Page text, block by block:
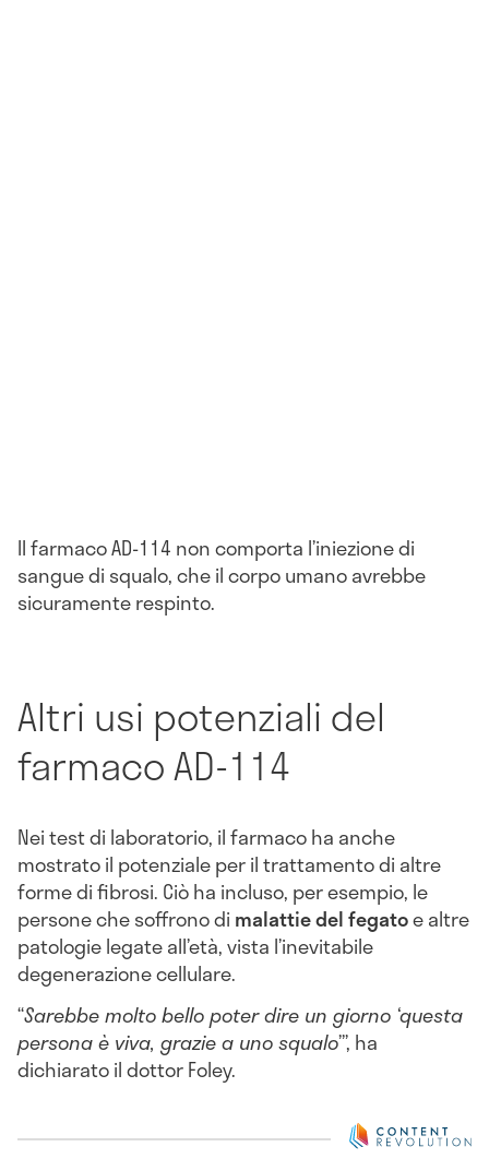
Il farmaco AD-114 non comporta l’iniezione di
sangue di squalo, che il corpo umano avrebbe
sicuramente respinto.
Altri usi potenziali del
farmaco AD-114
Nei test di laboratorio, il farmaco ha anche
mostrato il potenziale per il trattamento di altre
forme di fibrosi. Ciò ha incluso, per esempio, le
persone che soffrono di malattie del fegatoe altre
patologie legate all’età, vista l’inevitabile
degenerazione cellulare.
“Sarebbe molto bello poter dire un giorno ‘questa
persona è viva, grazie a uno squalo’”, ha
dichiarato il dottor Foley.